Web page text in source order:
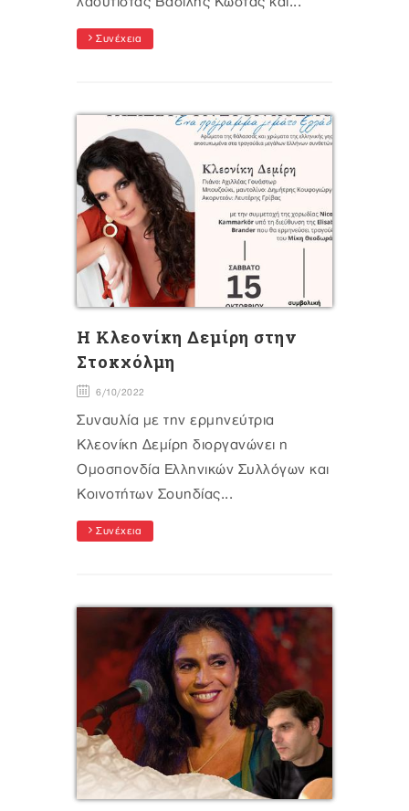
Συνέχεια
Η Κλεονίκη Δεμίρη στην
Στοκχόλμη
6/10/2022
Συναυλία με την ερμηνεύτρια
Κλεονίκη Δεμίρη διοργανώνει η
Ομοσπονδία Ελληνικών Συλλόγων και
Κοινοτήτων Σουηδίας...
Συνέχεια